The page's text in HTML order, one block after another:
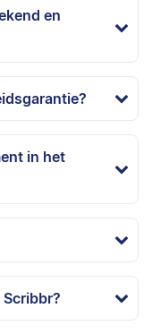
en
in het